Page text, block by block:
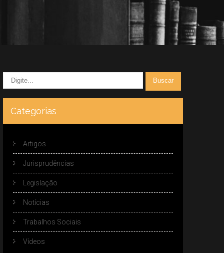
Categorias
Artigos
Jurisprudências
Legislação
Notícias
Trabalhos Sociais
Vídeos